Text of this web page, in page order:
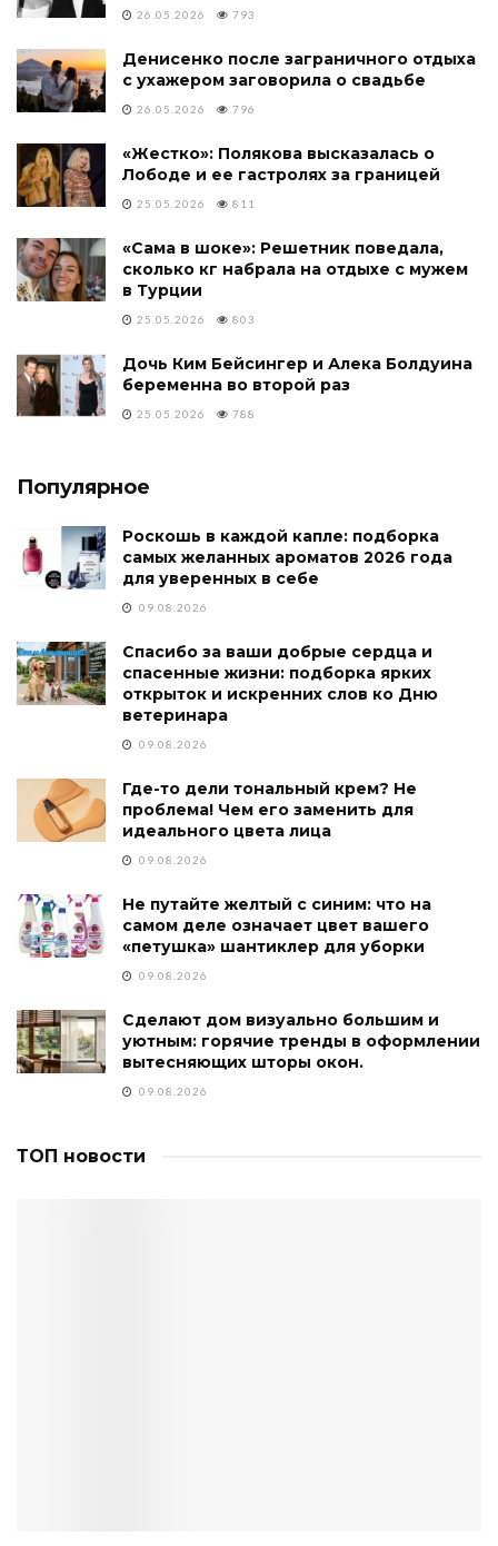
26.05.2026 793
Денисенко после заграничного отдыха
с ухажером заговорила о свадьбе
26.05.2026 796
«Жестко»: Полякова высказалась о
Лободе и ее гастролях за границей
25.05.2026 811
«Сама в шоке»: Решетник поведала,
сколько кг набрала на отдыхе с мужем
в Турции
25.05.2026 803
Дочь Ким Бейсингер и Алека Болдуина
беременна во второй раз
25.05.2026 788
Популярное
Роскошь в каждой капле: подборка
самых желанных ароматов 2026 года
для уверенных в себе
09.08.2026
Спасибо за ваши добрые сердца и
спасенные жизни: подборка ярких
открыток и искренних слов ко Дню
ветеринара
09.08.2026
Где-то дели тональный крем? Не
проблема! Чем его заменить для
идеального цвета лица
09.08.2026
Не путайте желтый с синим: что на
самом деле означает цвет вашего
«петушка» шантиклер для уборки
09.08.2026
Сделают дом визуально большим и
уютным: горячие тренды в оформлении
вытесняющих шторы окон.
09.08.2026
ТОП новости